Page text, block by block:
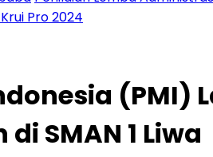
Pro 2024
(PMI)
SMAN 1 Liwa